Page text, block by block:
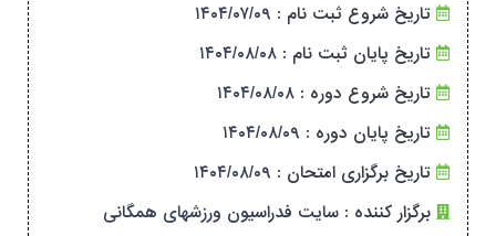
تاریخ شروع ثبت نام : ۱۴۰۴/۰۷/۰۹
تاریخ پایان ثبت نام : ۱۴۰۴/۰۸/۰۸
تاریخ شروع دوره : ۱۴۰۴/۰۸/۰۸
تاریخ پایان دوره : ۱۴۰۴/۰۸/۰۹
تاریخ برگزاری امتحان : ۱۴۰۴/۰۸/۰۹
برگزار کننده : سایت فدراسیون ورزشهای همگانی